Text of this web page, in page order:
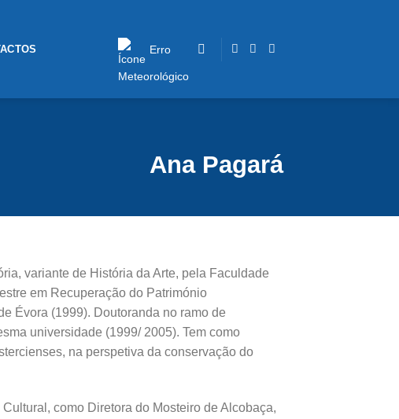
Erro
Ana Pagará
variante de História da Arte, pela Faculdade
em Recuperação do Património
Évora (1999). Doutoranda no ramo de
universidade (1999/ 2005). Tem como
na perspetiva da conservação do
como Diretora do Mosteiro de Alcobaça,